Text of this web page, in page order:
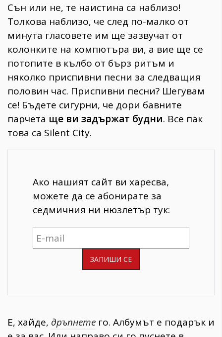
Сън или не, те наистина са наблизо!
Толкова наблизо, че след по-малко от
минута гласовете им ще зазвучат от
колонките на компютъра ви, а вие ще се
потопите в кълбо от бърз ритъм и
няколко приспивни песни за следващия
половин час. Приспивни песни? Шегувам
се! Бъдете сигурни, че дори бавните
парчета ще ви задържат будни. Все пак
това са Silent City.
Ако нашият сайт ви харесва,
можете да се абонирате за
седмичния ни нюзлетър тук:
Е, хайде, дръпнете го. Албумът е подарък и